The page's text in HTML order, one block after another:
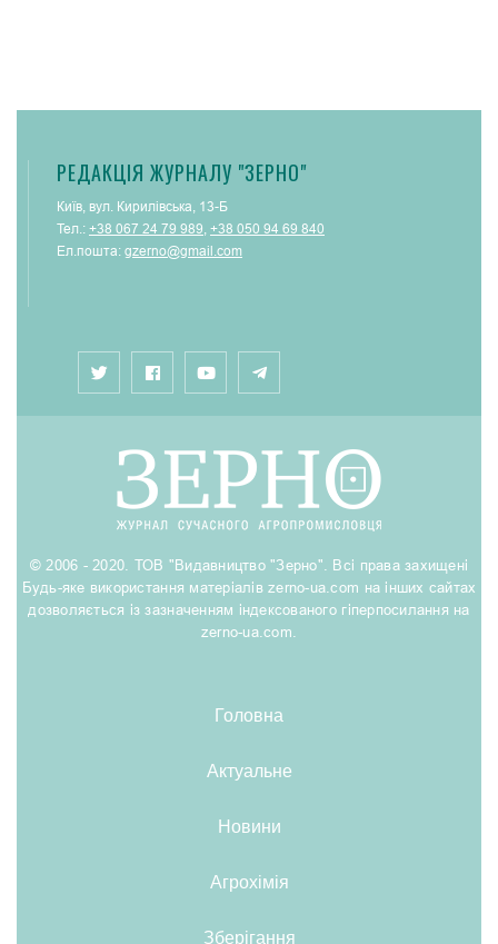
РЕДАКЦІЯ ЖУРНАЛУ "ЗЕРНО"
Київ, вул. Кирилівська, 13-Б
Тел.: +38 067 24 79 989 +38 050 94 69 840
Ел.пошта: gzerno@gmail.com
© 2006 - 2020. ТОВ "Видавництво "Зерно". Всі права захищені
Будь-яке використання матеріалів zerno-ua.com на інших сайтах
дозволяється із зазначенням індексованого гіперпосилання на
zerno-ua.com.
Головна
Актуальне
Новини
Агрохімія
Зберігання